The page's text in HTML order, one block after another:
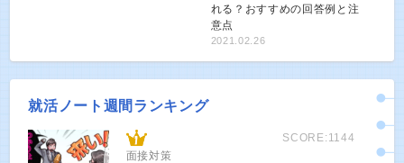
れる？おすすめの回答例と注
意点
2021.02.26
就活ノート週間ランキング
SCORE:1144
面接対策